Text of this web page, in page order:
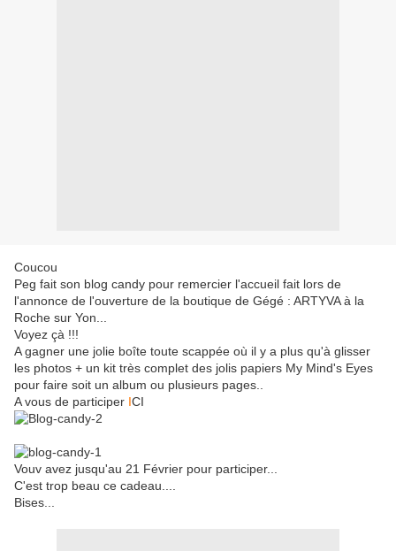
Coucou
Peg fait son blog candy pour remercier l'accueil fait lors de
l'annonce de l'ouverture de la boutique de Gégé : ARTYVA à la
Roche sur Yon...
Voyez çà !!!
A gagner une jolie boîte toute scappée où il y a plus qu'à glisser
les photos + un kit très complet des jolis papiers My Mind's Eyes
pour faire soit un album ou plusieurs pages..
A vous de participer ICI
Vouv avez jusqu'au 21 Février pour participer...
C'est trop beau ce cadeau....
Bises...